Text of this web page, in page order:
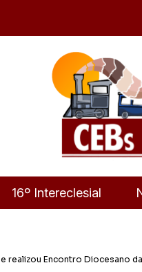
16º Intereclesial
realizou Encontro Diocesano